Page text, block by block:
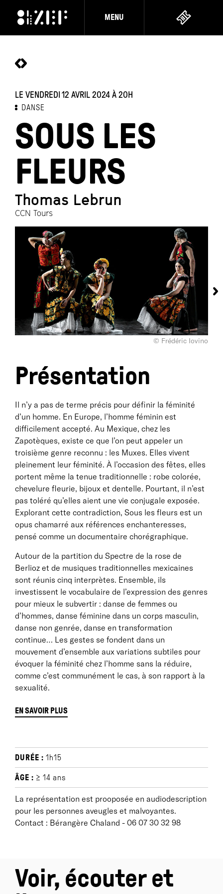
MENU
LE VENDREDI 12 AVRIL 2024 À 20H
DANSE
SOUS LES
FLEURS
Thomas Lebrun
CCN Tours
© Frédéric Iovino
Présentation
Il n’y a pas de terme précis pour définir la féminité
d’un homme. En Europe, l’homme féminin est
difficilement accepté. Au Mexique, chez les
Zapotèques, existe ce que l’on peut appeler un
troisième genre reconnu : les Muxes. Elles vivent
pleinement leur féminité. À l’occasion des fêtes, elles
portent même la tenue traditionnelle : robe colorée,
chevelure fleurie, bijoux et dentelle. Pourtant, il n’est
pas toléré qu’elles aient une vie conjugale exposée.
Explorant cette contradiction, Sous les fleurs est un
opus chamarré aux références enchanteresses,
pensé comme un documentaire chorégraphique.
Autour de la partition du Spectre de la rose de
Berlioz et de musiques traditionnelles mexicaines
sont réunis cinq interprètes. Ensemble, ils
investissent le vocabulaire de l’expression des genres
pour mieux le subvertir : danse de femmes ou
d’hommes, danse féminine dans un corps masculin,
danse non genrée, danse en transformation
continue… Les gestes se fondent dans un
mouvement d’ensemble aux variations subtiles pour
évoquer la féminité chez l’homme sans la réduire,
comme c’est communément le cas, à son rapport à la
sexualité.
EN SAVOIR PLUS
Note d'intention
« Il n’y a pas de terme précis pour définir la féminité
d’un homme, malgré toutes ses nuances. En France,
en Europe, et dans une grande majorité du globe,
l’homme féminin est difficilement accepté, souvent
casé dans les minorités ou relégué dans les cas
des enfants sont rejetés par leurs familles, des
jeunes gens sont agressés, défigurés jusqu’à en
DURÉE : 1h15
ÂGE : ≥ 14 ans
La représentation est prooposée en audiodescription
pour les personnes aveugles et malvoyantes.
Contact : Bérangère Chaland - 06 07 30 32 98
Voir, écouter et